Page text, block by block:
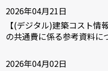
2026年04月21日
【(デジタル)建築コスト
の共通費に係る参考資料に
2026年04月02日